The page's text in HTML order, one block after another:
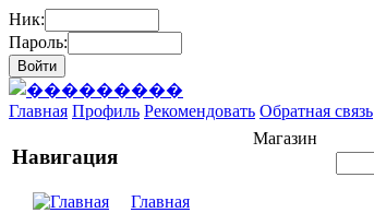
Ник:
Пароль:
Главная Профиль Рекомендовать Обратная связь
Навигация
Главная
Магазин